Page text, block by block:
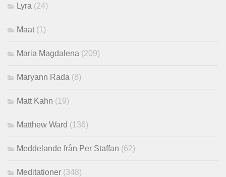
Lyra (24)
Maat (1)
Maria Magdalena (209)
Maryann Rada (8)
Matt Kahn (19)
Matthew Ward (136)
Meddelande från Per Staffan (62)
Meditationer (348)